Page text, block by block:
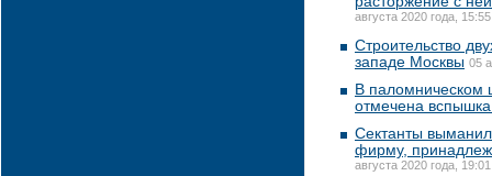
августа 2020 года, 15:55
Строительство
западе Москвы 05
В паломническом
отмечена
Сектанты
фирму,
августа 2020 года, 19:01